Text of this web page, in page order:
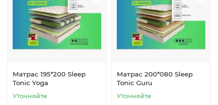
Матрас 195*200 Sleep
Tonic Yoga
Уточняйте
Матрас 200*080 Sleep
Tonic Guru
Уточняйте